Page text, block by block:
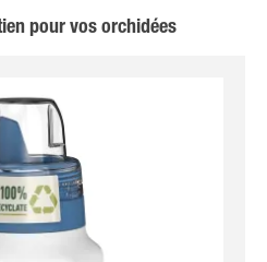
pour vos orchidées